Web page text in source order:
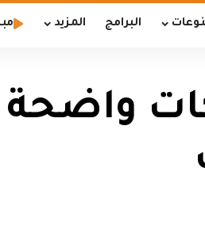
البرامج المزيد